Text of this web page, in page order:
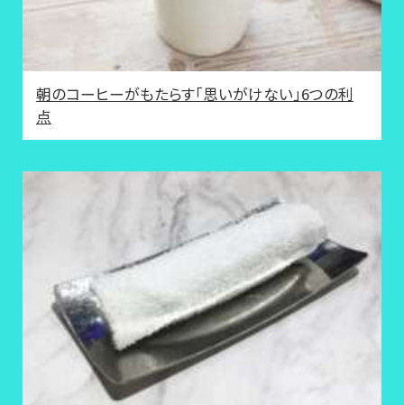
朝のコーヒーがもたらす「思いがけない」6つの利
点